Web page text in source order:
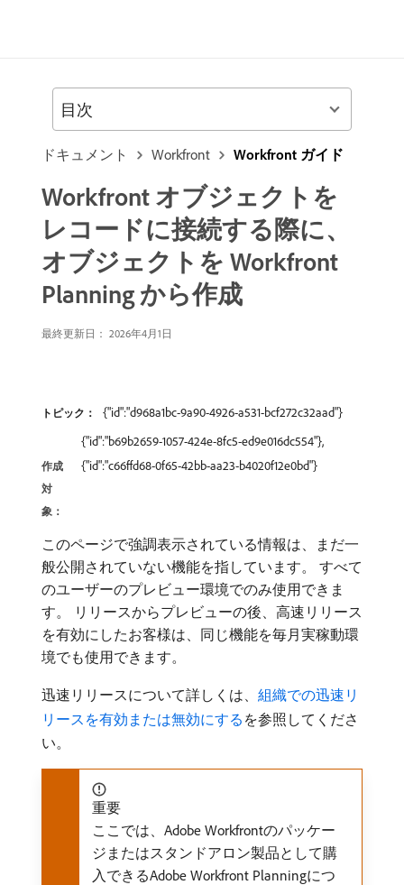
ドキュメント Workfront Workfront ガイド
Workfront オブジェクトを
レコードに接続する際に、
オブジェクトを Workfront
Planning から作成
最終更新日： 2026年4月1日
トピック： {"id":"d968a1bc-9a90-4926-a531-bcf272c32aad"}
作成
対
象：
{"id":"b69b2659-1057-424e-8fc5-ed9e016dc554"},
{"id":"c66ffd68-0f65-42bb-aa23-b4020f12e0bd"}
このページで強調表示されている情報は、まだ一
般公開されていない機能を指しています。 すべて
のユーザーのプレビュー環境でのみ使用できま
す。 リリースからプレビューの後、高速リリース
を有効にしたお客様は、同じ機能を毎月実稼動環
境でも使用できます。
迅速リリースについて詳しくは、 組織での迅速リ
リースを有効または無効にする を参照してくださ
い。
重要
ここでは、Adobe Workfrontのパッケー
ジまたはスタンドアロン製品として購
入できるAdobe Workfront Planningにつ
目次